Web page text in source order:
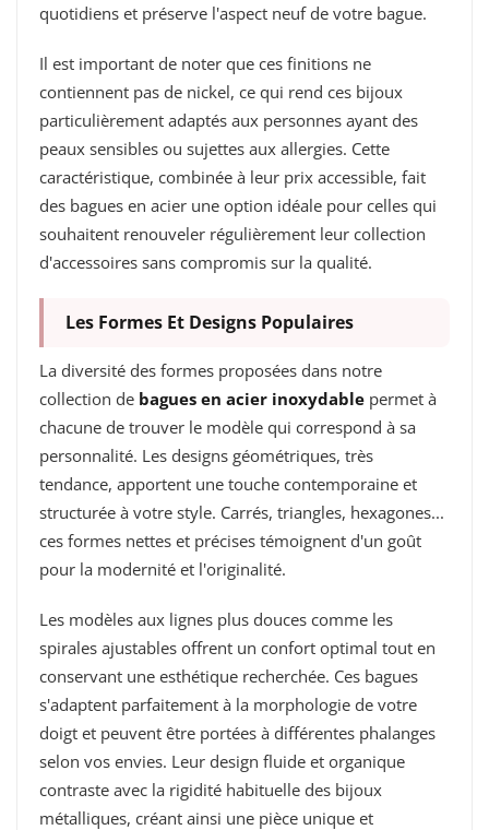
quotidiens et préserve l'aspect neuf de votre bague.
Il est important de noter que ces finitions ne
contiennent pas de nickel, ce qui rend ces bijoux
particulièrement adaptés aux personnes ayant des
peaux sensibles ou sujettes aux allergies. Cette
caractéristique, combinée à leur prix accessible, fait
des bagues en acier une option idéale pour celles qui
souhaitent renouveler régulièrement leur collection
d'accessoires sans compromis sur la qualité.
Les Formes Et Designs Populaires
La diversité des formes proposées dans notre
collection de bagues en acier inoxydable permet à
chacune de trouver le modèle qui correspond à sa
personnalité. Les designs géométriques, très
tendance, apportent une touche contemporaine et
structurée à votre style. Carrés, triangles, hexagones...
ces formes nettes et précises témoignent d'un goût
pour la modernité et l'originalité.
Les modèles aux lignes plus douces comme les
spirales ajustables offrent un confort optimal tout en
conservant une esthétique recherchée. Ces bagues
s'adaptent parfaitement à la morphologie de votre
doigt et peuvent être portées à différentes phalanges
selon vos envies. Leur design fluide et organique
contraste avec la rigidité habituelle des bijoux
métalliques, créant ainsi une pièce unique et